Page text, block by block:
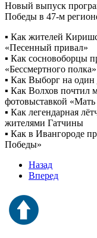
Новый выпуск
Победы в 47-м
▪ Как жителей
«Песенный привал»
▪ Как сосновоборцы
«Бессмертного полка»
▪ Как Выборг на один
▪ Как Волхов почтил
фотовыставкой
▪ Как легендарная
жителями Гатчины
▪ Как в Ивангороде
Победы»
Назад
Вперед